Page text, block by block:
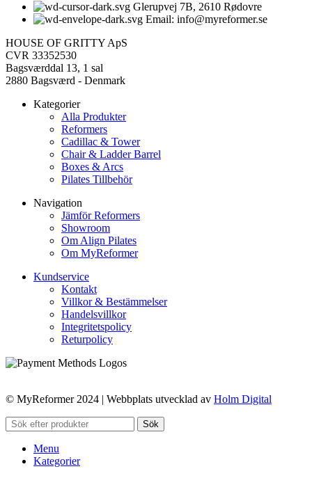
Glerupvej 7B, 2610 Rødovre
Email: info@myreformer.se
HOUSE OF GRITTY ApS
CVR 33352530
Bagsværddal 13, 1 sal
2880 Bagsværd - Denmark
Kategorier
Alla Produkter
Reformers
Cadillac & Tower
Chair & Ladder Barrel
Boxes & Arcs
Pilates Tillbehör
Navigation
Jämför Reformers
Showroom
Om Align Pilates
Om MyReformer
Kundservice
Kontakt
Villkor & Bestämmelser
Handelsvillkor
Integritetspolicy
Returpolicy
© MyReformer 2024 | Webbplats utvecklad av Holm Digital
Sök
Menu
Kategorier